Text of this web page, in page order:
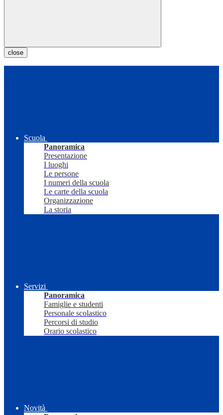
close
Scuola
Panoramica
Presentazione
I luoghi
Le persone
I numeri della scuola
Le carte della scuola
Organizzazione
La storia
Servizi
Panoramica
Famiglie e studenti
Personale scolastico
Percorsi di studio
Orario scolastico
Novità